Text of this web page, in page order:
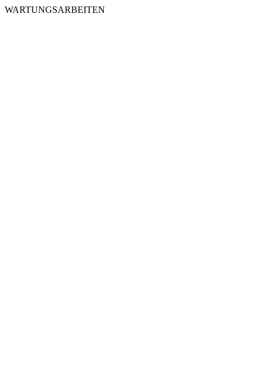
WARTUNGSARBEITEN